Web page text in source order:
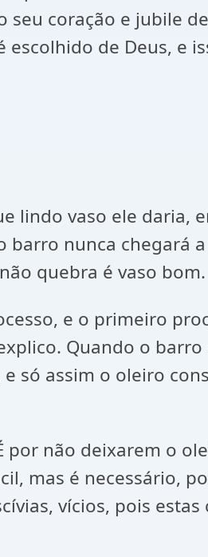
coração e jubile
de Deus, e
lindo vaso ele daria,
nunca chegará
quebra é vaso bom.
e o primeiro
Quando o
só assim o oleiro
por não deixarem o
mas é necessário,
vícios, pois